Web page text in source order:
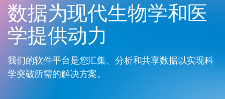
公司
推荐内容链接
数据为现代生物学和医
学提供动力
我们的软件平台是您汇集、分析和共享数据以实现科
学突破所需的解决方案。
微生物学
农业基因组学
复杂疾病
生殖健康
遗传病和罕见病